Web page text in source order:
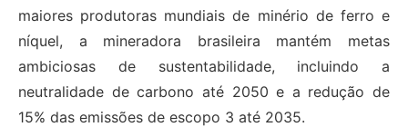
maiores produtoras mundiais de minério de ferro e
níquel, a mineradora brasileira mantém metas
ambiciosas de sustentabilidade, incluindo a
neutralidade de carbono até 2050 e a redução de
15% das emissões de escopo 3 até 2035.